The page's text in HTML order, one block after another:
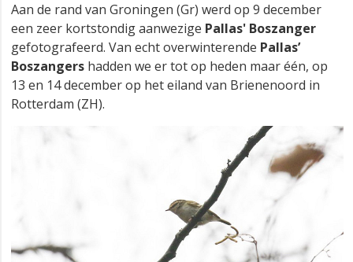
Aan de rand van Groningen (Gr) werd op 9 december
een zeer kortstondig aanwezige Pallas' Boszanger
gefotografeerd. Van echt overwinterende Pallas’
Boszangers hadden we er tot op heden maar één, op
13 en 14 december op het eiland van Brienenoord in
Rotterdam (ZH).